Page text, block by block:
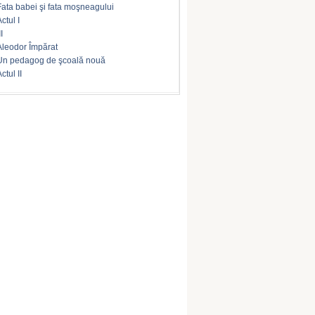
babei şi fata moşneagului
I
Împărat
pedagog de şcoală nouă
II